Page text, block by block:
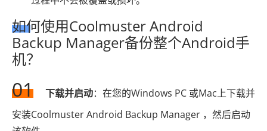
如何使用Coolmuster Android
Backup Manager备份整个Android手
机？
01 下载并启动：在您的Windows PC 或Mac上下载并
安装Coolmuster Android Backup Manager ，然后启动